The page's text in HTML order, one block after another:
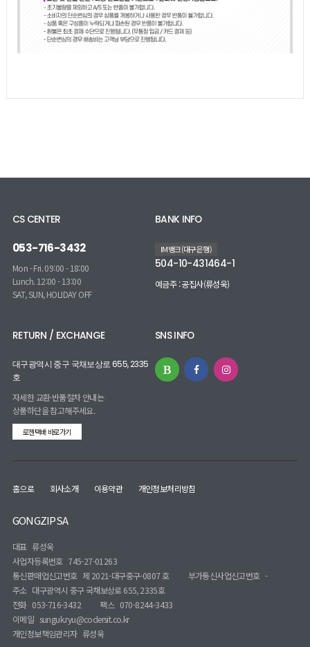
CS CENTER
053-716-3432
Mon - Fri. 09:00 - 18:00
Lunch. 12:00 - 13:00
SAT, SUN, HOLIDAY OFF
BANK INFO
IM뱅크(대구은행)
504-10-431464-1
예금주 : 공집사(류성욱)
RETURN / EXCHANGE
대구광역시 중구 국채보상로 655, 2335
호
자세한 교환·반품절차 안내는
상품하단을 참고해주세요.
로젠택배 바로가기
SNS INFO
홈으로 회사소개 이용약관 개인정보처리방침
GONGZIPSA
대표 류성욱
사업자등록번호 745-27-01263
통신판매업신고번호 제 2021-대구중구-0807 호 부가통신사업신고번호 -
주소 대구광역시 중구 국채보상로 655, 2335호
전화 053-716-3432 팩스 070-8244-3433
이메일 sunguk.ryu@codersit.co.kr
개인정보책임관리자 류성욱